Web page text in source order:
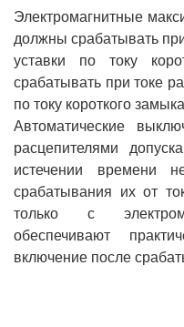
Электромагнитные
должны срабатывать
уставки по току
срабатывать при токе
по току короткого
Автоматические
расцепителями
истечении времени
срабатывания их от
только с
обеспечивают
включение после